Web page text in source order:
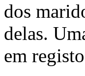
dos
delas.
em